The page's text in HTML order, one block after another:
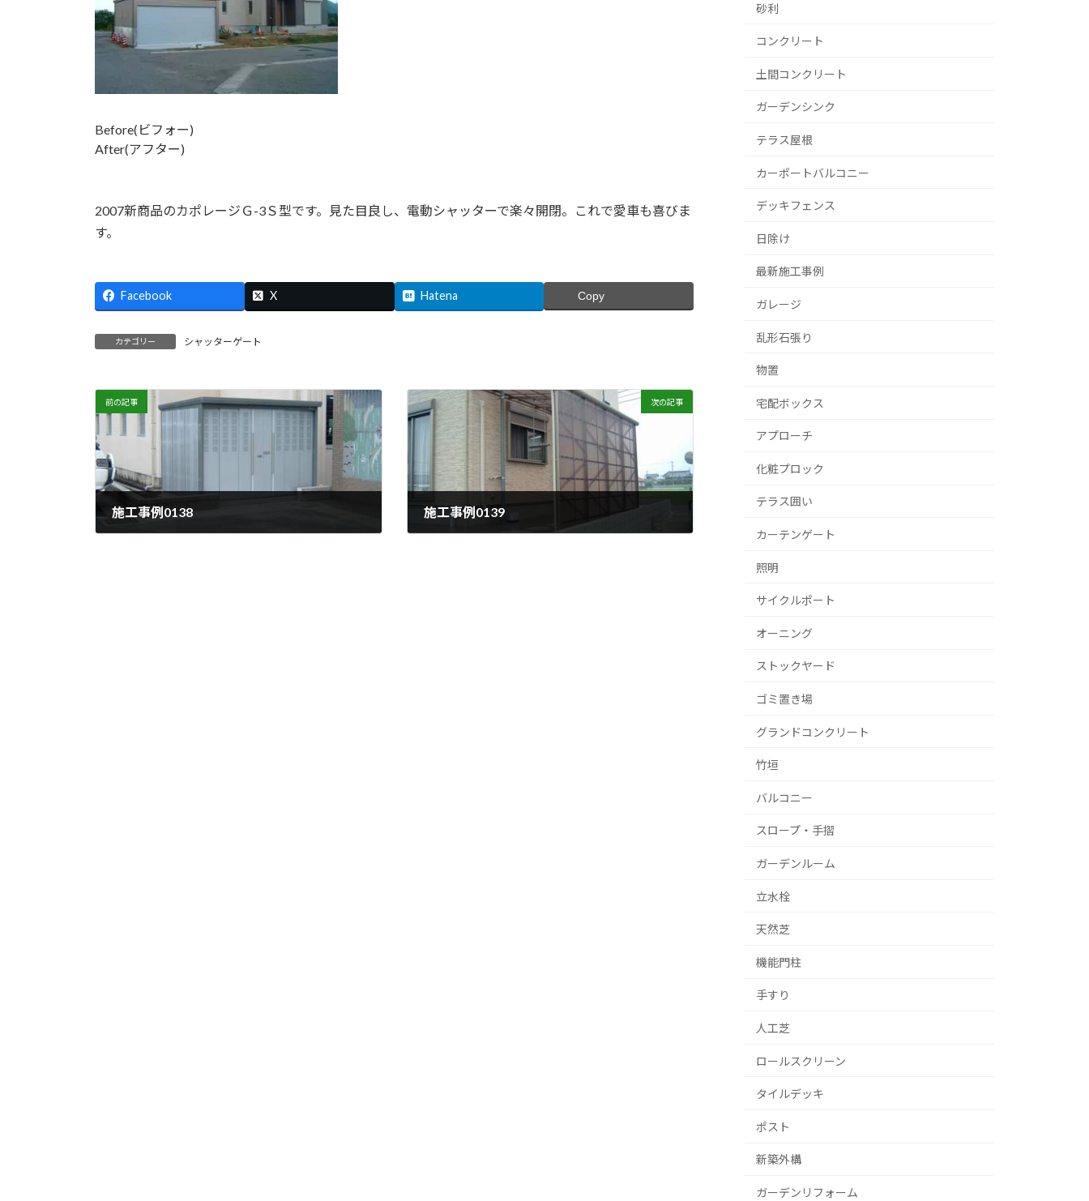
Before(ビフォー)
After(アフター)
2007新商品のカポレージＧ-3Ｓ型です。見た目良し、電動シャッターで楽々開閉。これで愛車も喜びま
す。
Facebook X Hatena Copy
カテゴリー シャッターゲート
前の記事
施工事例0138
次の記事
施工事例0139
砂利
コンクリート
土間コンクリート
ガーデンシンク
テラス屋根
カーポートバルコニー
デッキフェンス
日除け
最新施工事例
ガレージ
乱形石張り
物置
宅配ボックス
アプローチ
化粧プロック
テラス囲い
カーテンゲート
照明
サイクルポート
オーニング
ストックヤード
ゴミ置き場
グランドコンクリート
竹垣
バルコニー
スロープ・手摺
ガーデンルーム
立水栓
天然芝
機能門柱
手すり
人工芝
ロールスクリーン
タイルデッキ
ポスト
新築外構
ガーデンリフォーム